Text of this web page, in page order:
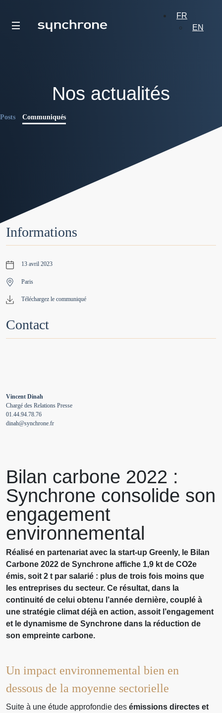
FR
EN
Nos actualités
Posts Communiqués
Informations
13 avril 2023
Paris
Téléchargez le communiqué
Contact
Vincent Dinah
Chargé des Relations Presse
01.44.94.78.76
dinah@synchrone.fr
Bilan carbone 2022 :
Synchrone consolide son
engagement
environnemental
Réalisé en partenariat avec la start-up Greenly, le Bilan
Carbone 2022 de Synchrone affiche 1,9 kt de CO2e
émis, soit 2 t par salarié : plus de trois fois moins que
les entreprises du secteur. Ce résultat, dans la
continuité de celui obtenu l’année dernière, couplé à
une stratégie climat déjà en action, assoit l’engagement
et le dynamisme de Synchrone dans la réduction de
son empreinte carbone.
Un impact environnemental bien en
dessous de la moyenne sectorielle
Suite à une étude approfondie des émissions directes et